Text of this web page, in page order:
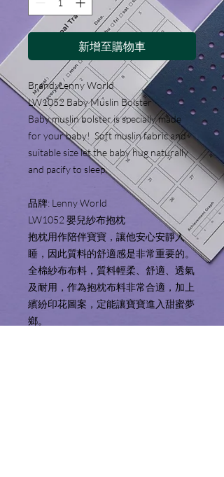
新增至購物車
Brand: Lenny World
LW1052 Baby Muslin Bolster
Baby muslin bolster is specially made
for your baby! Soft muslin fabric and
suitable size let the baby hug naturally
and pacify to sleep.
品牌: Lenny World
LW1052 嬰兒紗布抱枕
抱枕用作陪伴寶寶，讓他安心安靜入
睡，因此質料的舒適感是非常重要的。
全棉紗布布料，質料輕柔、舒適、透氣
及耐用，作為抱枕布料非常合適，加上
繽紛印花圖案，定能讓寶寶進入甜蜜夢
鄉。